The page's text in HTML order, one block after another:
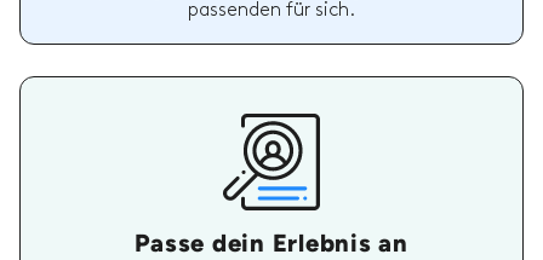
passenden für sich.
Passe dein Erlebnis an